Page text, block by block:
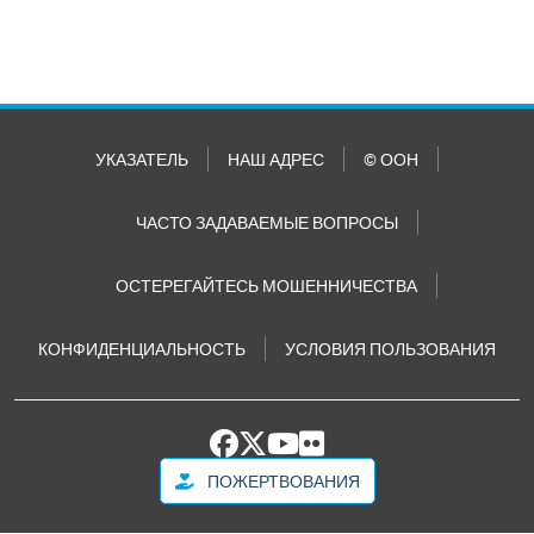
УКАЗАТЕЛЬ НАШ АДРЕС © ООН
ЧАСТО ЗАДАВАЕМЫЕ ВОПРОСЫ
ОСТЕРЕГАЙТЕСЬ МОШЕННИЧЕСТВА
КОНФИДЕНЦИАЛЬНОСТЬ УСЛОВИЯ ПОЛЬЗОВАНИЯ
ПОЖЕРТВОВАНИЯ